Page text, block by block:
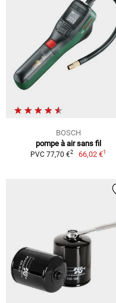
BOSCH
pompe à air sans fil
PVC 77,70 €2 66,02 €1